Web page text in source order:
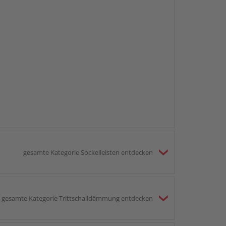
gesamte Kategorie Sockelleisten entdecken
gesamte Kategorie Trittschalldämmung entdecken